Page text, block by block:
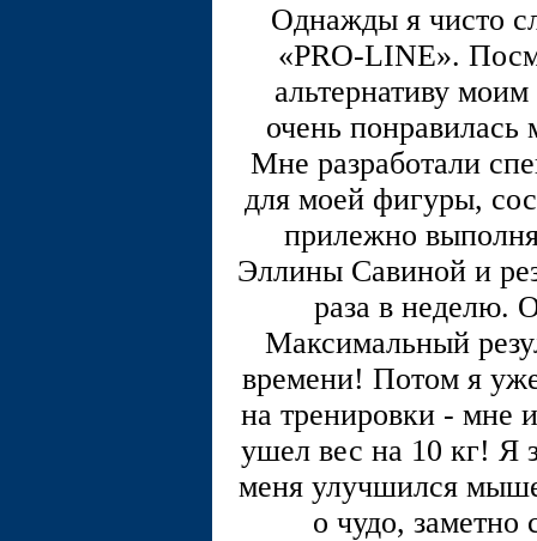
Однажды я чисто
«PRO-LINE».
альтернативу
очень
Мне разработали
для моей фигуры,
прилежно
Эллины Савиной и
раза в неделю.
Максимальный
времени! Потом я
на тренировки -
ушел вес на 10 кг! Я
меня улучшился
о чудо,